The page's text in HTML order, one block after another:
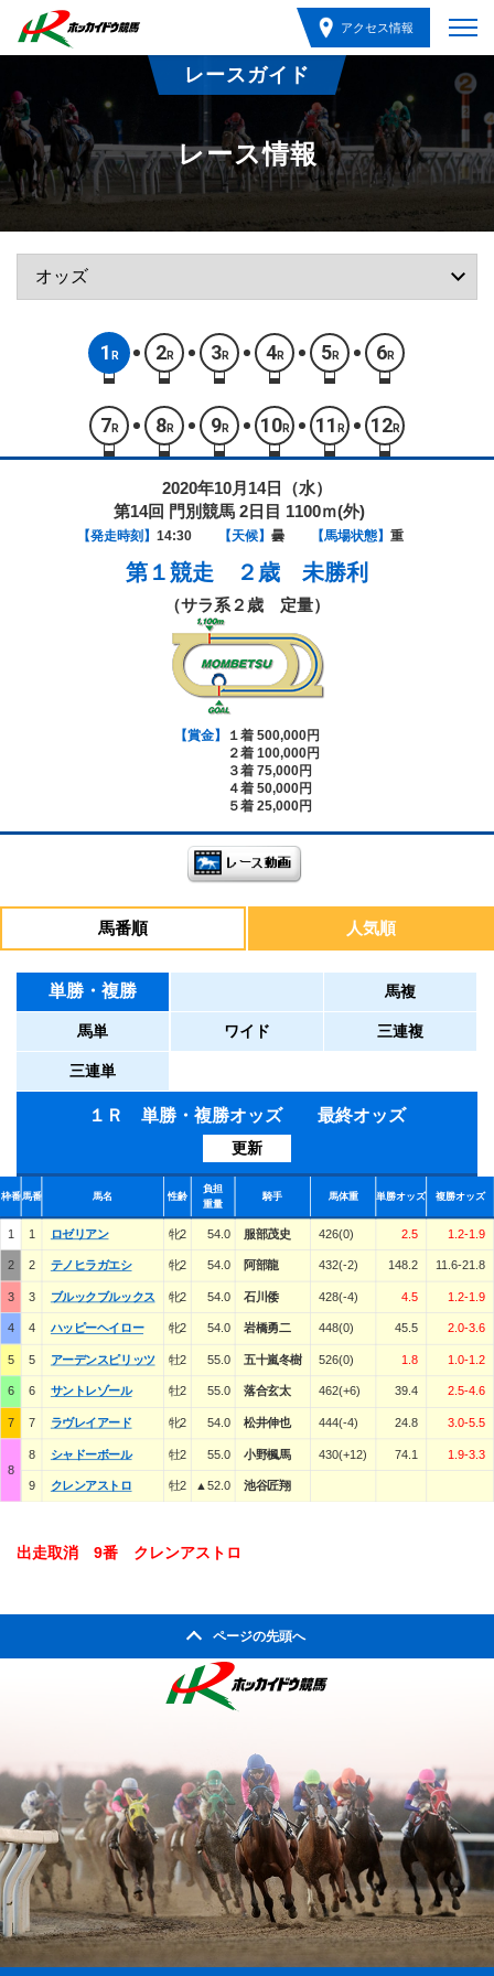
アクセス情報
レースガイド
レース情報
1 R 2R 3R 4R 5R 6R
7 R 8R 9R 10R 11 R 12R
2020年10月14日（水）
第14回 門別競馬 2日目 1100ｍ(外)
【発走時刻】 14:30 【天候】 曇 【馬場状態】 重
第１競走 ２歳 未勝利
（サラ系２歳 定量）
【賞金】
１着 500,000円
２着 100,000円
３着 75,000円
４着 50,000円
５着 25,000円
馬番順 人気順
単勝・複勝 馬複
馬単 ワイド 三連複
三連単
１Ｒ 単勝・複勝オッズ 最終オッズ
更新
枠番馬番 馬名 性齢
負担
重量
騎手 馬体重 単勝オッズ 複勝オッズ
1 1 ロゼリアン 牝2 54.0 服部茂史 426(0) 2.5 1.2-1.9
2 2 テノヒラガエシ 牝2 54.0 阿部龍 432(-2) 148.2 11.6-21.8
3 3 ブルックブルックス 牝2 54.0 石川倭 428(-4) 4.5 1.2-1.9
4 4 ハッピーヘイロー 牝2 54.0 岩橋勇二 448(0) 45.5 2.0-3.6
5 5 アーデンスピリッツ 牡2 55.0 五十嵐冬樹 526(0) 1.8 1.0-1.2
6 6 サントレゾール 牡2 55.0 落合玄太 462(+6) 39.4 2.5-4.6
7 7 ラヴレイアード 牝2 54.0 松井伸也 444(-4) 24.8 3.0-5.5
8
8 シャドーボール 牡2 55.0 小野楓馬 430(+12) 74.1 1.9-3.3
9 クレンアストロ 牡2 ▲52.0 池谷匠翔
出走取消 9番 クレンアストロ
ページの先頭へ